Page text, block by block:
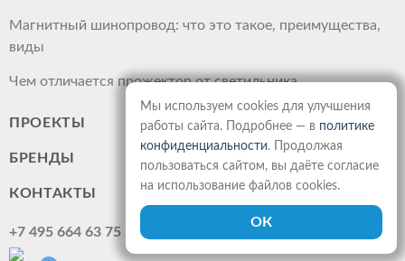
Магнитный шинопровод: что это такое, преимущества,
виды
Чем отличается прожектор от светильника
ПРОЕКТЫ
БРЕНДЫ
КОНТАКТЫ
+7 495 664 63 75
Мы используем cookies для улучшения
работы сайта. Подробнее — в политике
конфиденциальности. Продолжая
пользоваться сайтом, вы даёте согласие
на использование файлов cookies.